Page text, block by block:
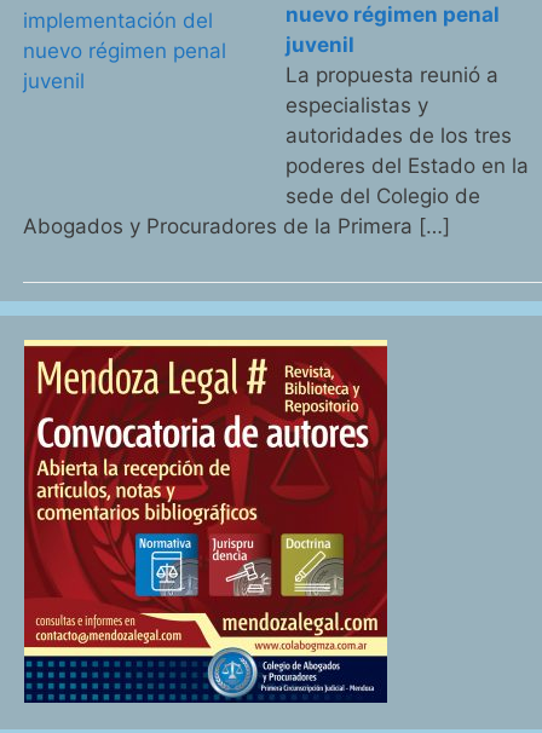
nuevo régimen penal
juvenil
La propuesta reunió a
especialistas y
autoridades de los tres
poderes del Estado en la
sede del Colegio de
Abogados y Procuradores de la Primera […]